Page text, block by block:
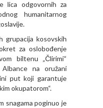
lica odgovornih za
humanitarnog
grupacija kosovskih
za oslobođenje
biltenu „Člirimi“
na oružani
put koji garantuje
okupatorom“.
snagama poginuo je